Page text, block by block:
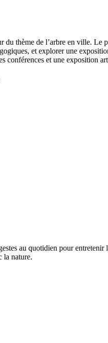
thème de l’arbre en ville.
et explorer une
conférences et une exposition
au quotidien pour
la nature.